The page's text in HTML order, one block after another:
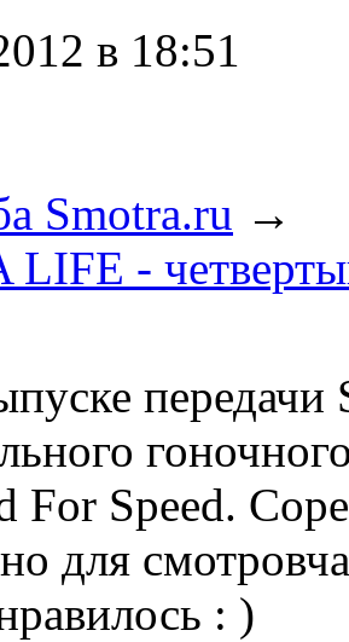
в 18:51
Smotra.ru →
LIFE -
For Speed.
для
: )